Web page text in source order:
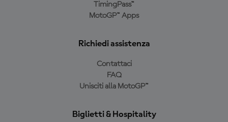
TimingPass™
MotoGP™ Apps
Richiedi assistenza
Contattaci
FAQ
Unisciti alla MotoGP™
Biglietti & Hospitality